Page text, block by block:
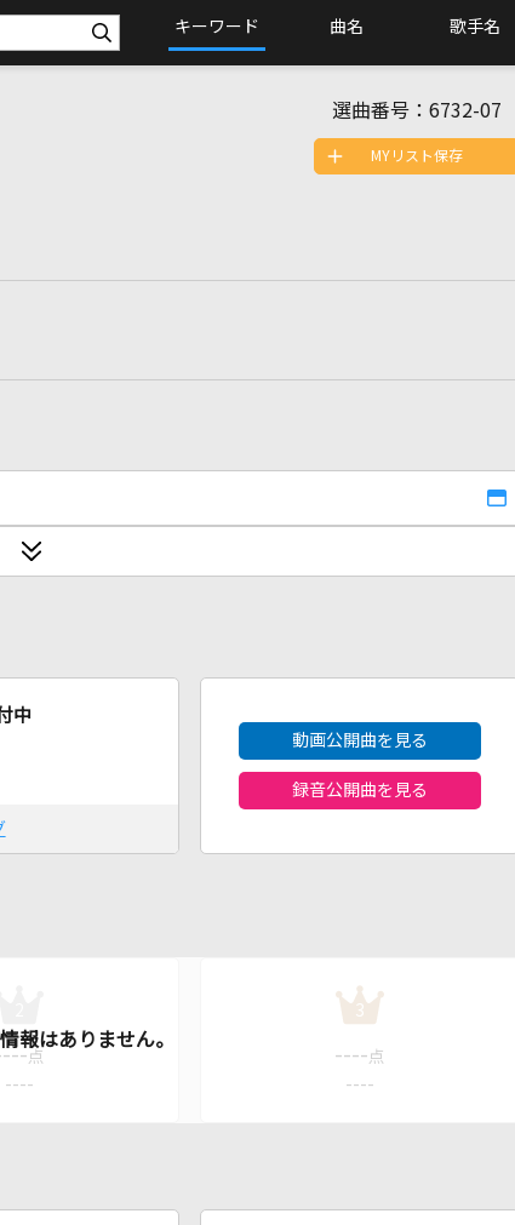
キーワード 曲名 歌手名
選曲番号： 6732-07
MYリスト保存
中
動画公開曲を見る
録音公開曲を見る
点
----
3
---- 点
----